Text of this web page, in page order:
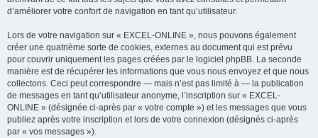
d’améliorer votre confort de navigation en tant qu’utilisateur.
Lors de votre navigation sur « EXCEL-ONLINE », nous pouvons également
créer une quatrième sorte de cookies, externes au document qui est prévu
pour couvrir uniquement les pages créées par le logiciel phpBB. La seconde
manière est de récupérer les informations que vous nous envoyez et que nous
collectons. Ceci peut correspondre — mais n’est pas limité à — la publication
de messages en tant qu’utilisateur anonyme, l’inscription sur « EXCEL-
ONLINE » (désignée ci-après par « votre compte ») et les messages que vous
publiez après votre inscription et lors de votre connexion (désignés ci-après
par « vos messages »).